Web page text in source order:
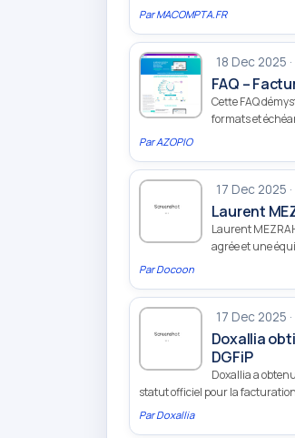
ParMACOMPTA.FR
18 Dec 2025
FAQ –
Cette FAQ
formats et
ParAZOPIO
17 Dec 2025
Laurent
Laurent
agrée et une
ParDocoon
17 Dec 2025
Doxallia
DGFiP
Doxallia a
statut officiel pour la
ParDoxallia